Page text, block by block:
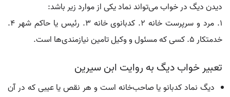
دیدن دیگ در خواب می‌تواند نماد یکی از موارد زیر باشد:
1. مرد و سرپرست خانه 2. کدبانوی خانه 3. رئیس یا حاکم شهر 4.
خدمتکار 5. کسی که مسئول و وکیل تامین نیازمندی‌ها است.
تعبیر خواب دیگ به روایت ابن سیرین
دیگ نماد کدبانو یا صاحب‌خانه است و هر نقص یا عیبی که در آن